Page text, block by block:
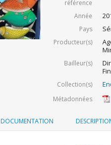
référence
Année
Pays
Producteur(s)
Bailleur(s)
Collection(s)
Métadonnées
DOCUMENTATION